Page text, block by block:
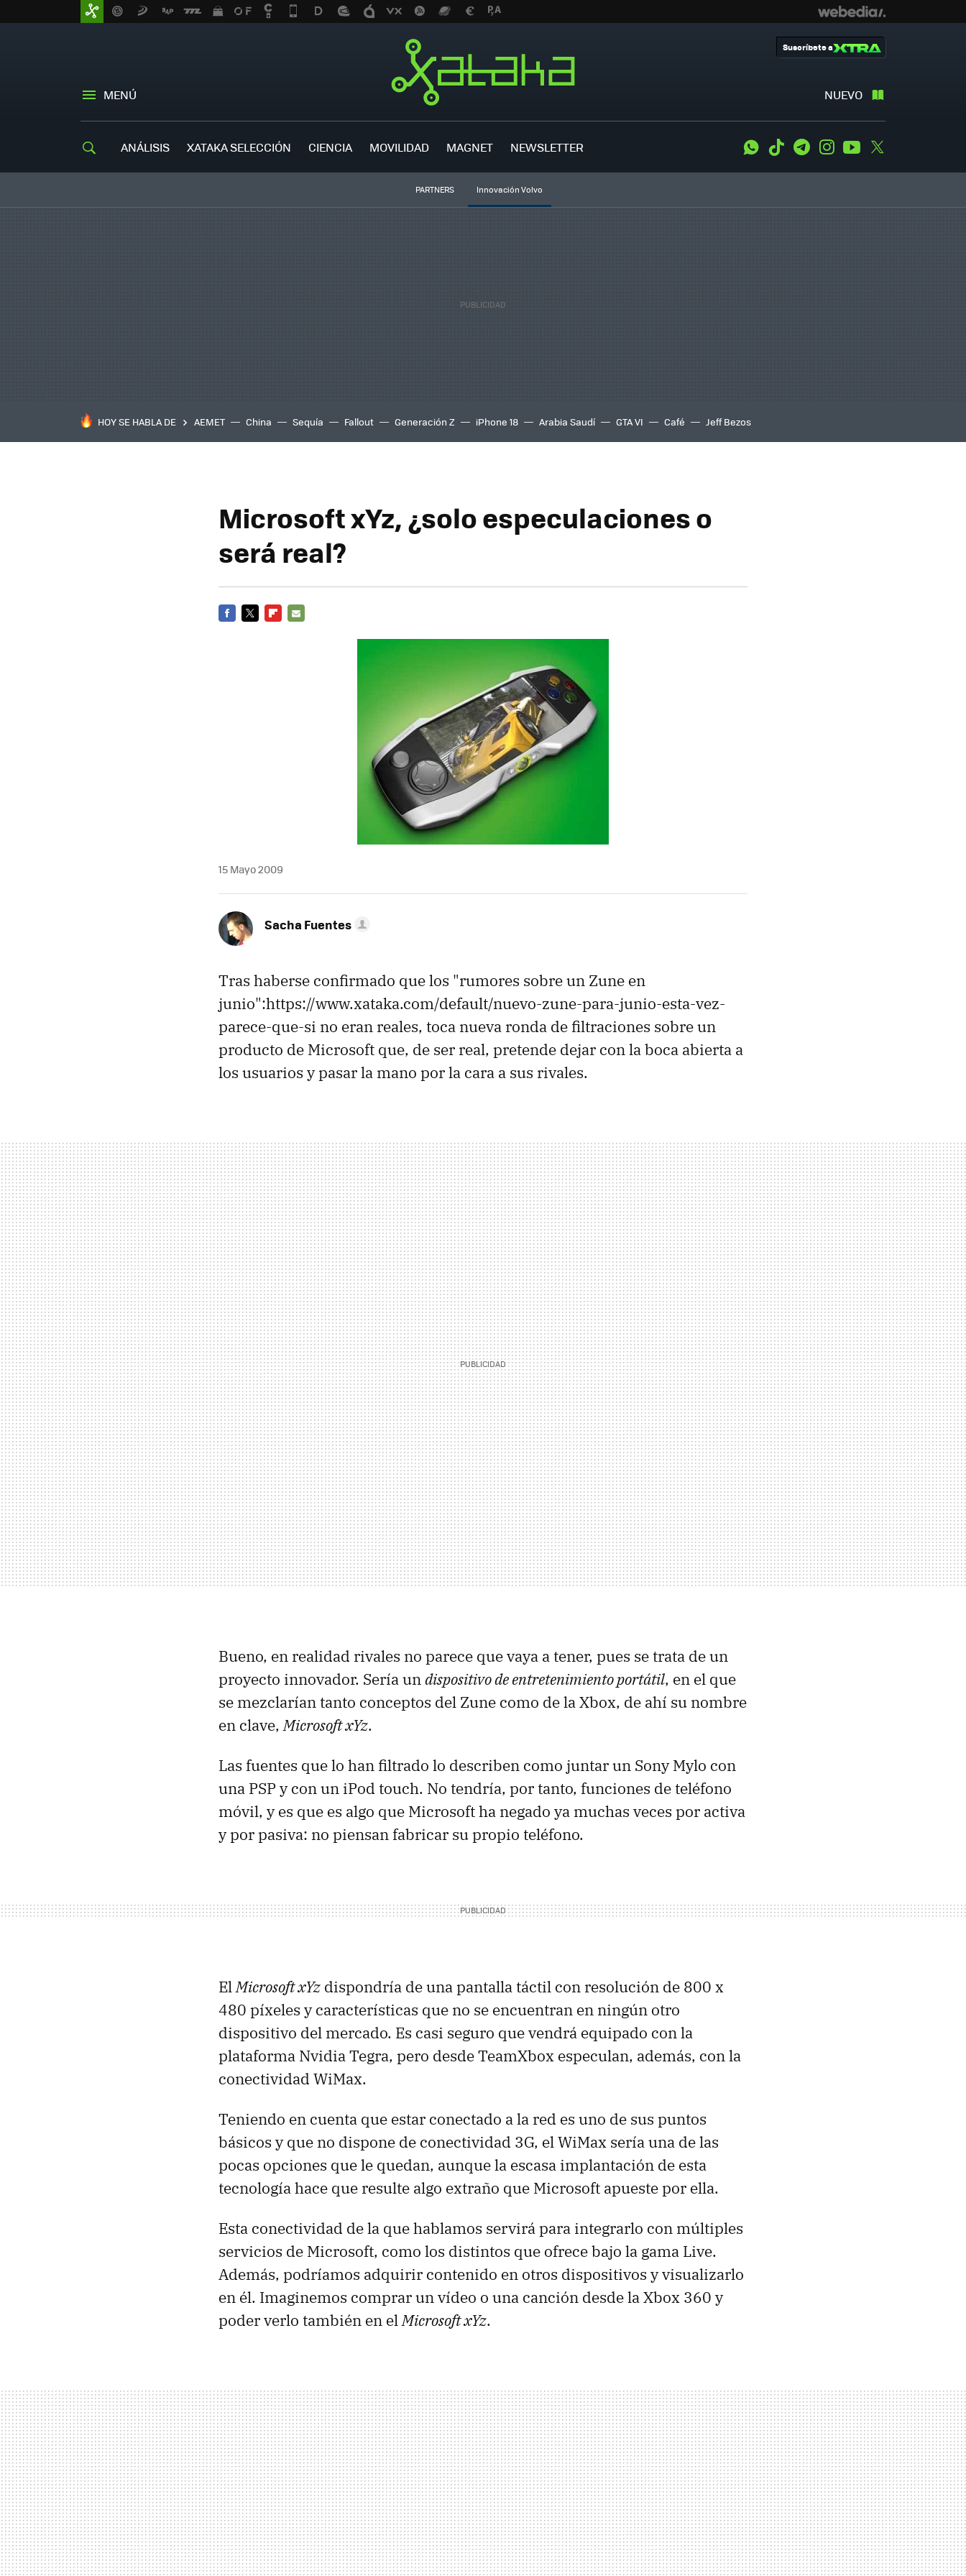
MENÚ NUEVO
Suscríbete a
ANÁLISIS XATAKA SELECCIÓN CIENCIA MOVILIDAD MAGNET NEWSLETTER WhatsApp
Tiktok TelegramInstagramYoutube
PARTNERS Innovación Volvo
HOY SE HABLA DE AEMET China Sequía Fallout Generación Z iPhone 18 Arabia Saudí GTA VI Café Jeff Bezos
Microsoft xYz, ¿solo especulaciones o
será real?
15 Mayo 2009
Sacha Fuentes
Tras haberse confirmado que los "rumores sobre un Zune en
junio":https://www.xataka.com/default/nuevo-zune-para-junio-esta-vez-
parece-que-si no eran reales, toca nueva ronda de filtraciones sobre un
producto de Microsoft que, de ser real, pretende dejar con la boca abierta a
los usuarios y pasar la mano por la cara a sus rivales.
Bueno, en realidad rivales no parece que vaya a tener, pues se trata de un
proyecto innovador. Sería undispositivo de entretenimiento portátil, en el que
se mezclarían tanto conceptos del Zune como de la Xbox, de ahí su nombre
en clave,Microsoft xYz.
Las fuentes que lo han filtrado lo describen como juntar un Sony Mylo con
una PSP y con un iPod touch. No tendría, por tanto, funciones de teléfono
móvil, y es que es algo que Microsoft ha negado ya muchas veces por activa
y por pasiva: no piensan fabricar su propio teléfono.
ElMicrosoft xYz dispondría de una pantalla táctil con resolución de 800 x
480 píxeles y características que no se encuentran en ningún otro
dispositivo del mercado. Es casi seguro que vendrá equipado con la
plataforma Nvidia Tegra, pero desde TeamXbox especulan, además, con la
conectividad WiMax.
Teniendo en cuenta que estar conectado a la red es uno de sus puntos
básicos y que no dispone de conectividad 3G, el WiMax sería una de las
pocas opciones que le quedan, aunque la escasa implantación de esta
tecnología hace que resulte algo extraño que Microsoft apueste por ella.
Esta conectividad de la que hablamos servirá para integrarlo con múltiples
servicios de Microsoft, como los distintos que ofrece bajo la gama Live.
Además, podríamos adquirir contenido en otros dispositivos y visualizarlo
en él. Imaginemos comprar un vídeo o una canción desde la Xbox 360 y
poder verlo también en elMicrosoft xYz.